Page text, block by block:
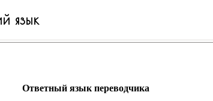
язык
Ответный язык переводчика